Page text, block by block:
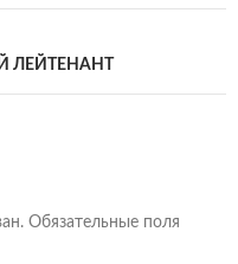
ЛЕЙТЕНАНТ
Обязательные поля